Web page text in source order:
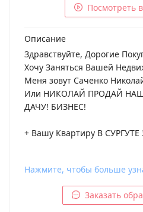
Посмотреть
Описание
Здравствуйте, Дорогие
Хочу Заняться Вашей
Меня зовут Саченко
Или НИКОЛАЙ ПРОДАЙ
ДАЧУ! БИЗНЕС!
+ Вашу Квартиру В СУРГУТЕ
+ Хотите Продать или
2009г.
+ Покупка Квартиры
Нажмите, чтобы больше
Заказать